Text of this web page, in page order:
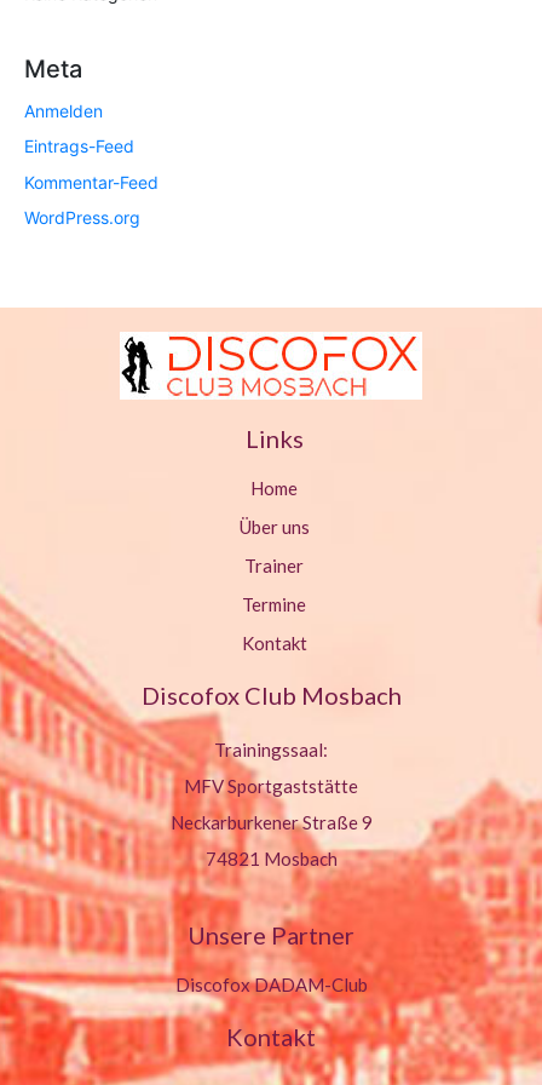
N
a
v
i
g
t
Meta
Anmelden
Eintrags-Feed
Kommentar-Feed
WordPress.org
Links
Home
Über uns
Trainer
Termine
Kontakt
Discofox Club Mosbach
Trainingssaal:
MFV Sportgaststätte
Neckarburkener Straße 9
74821 Mosbach
Unsere Partner
Discofox DADAM-Club
Kontakt